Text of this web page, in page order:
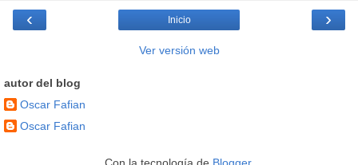
‹ ›
Inicio
Ver versión web
autor del blog
Oscar Fafian
Oscar Fafian
Con la tecnología de Blogger.